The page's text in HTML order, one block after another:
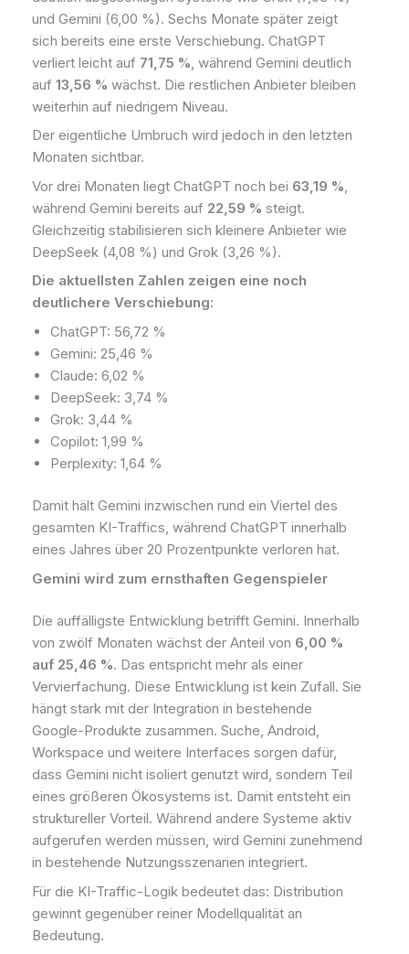
und Gemini (6,00 %). Sechs Monate später zeigt
sich bereits eine erste Verschiebung. ChatGPT
verliert leicht auf 71,75 % , während Gemini deutlich
auf 13,56 % wächst. Die restlichen Anbieter bleiben
weiterhin auf niedrigem Niveau.
Der eigentliche Umbruch wird jedoch in den letzten
Monaten sichtbar.
Vor drei Monaten liegt ChatGPT noch bei 63,19 %
während Gemini bereits auf 22,59 % steigt.
Gleichzeitig stabilisieren sich kleinere Anbieter wie
DeepSeek (4,08 %) und Grok (3,26 %).
Die aktuellsten Zahlen zeigen eine noch
deutlichere Verschiebung:
ChatGPT: 56,72 %
Gemini: 25,46 %
Claude: 6,02 %
DeepSeek: 3,74 %
Grok: 3,44 %
Copilot: 1,99 %
Perplexity: 1,64 %
Damit hält Gemini inzwischen rund ein Viertel des
gesamten KI-Traffics, während ChatGPT innerhalb
eines Jahres über 20 Prozentpunkte verloren hat.
Gemini wird zum ernsthaften Gegenspieler
Die auffälligste Entwicklung betrifft Gemini. Innerhalb
von zwölf Monaten wächst der Anteil von 6,00 %
auf 25,46 %. Das entspricht mehr als einer
Vervierfachung. Diese Entwicklung ist kein Zufall. Sie
hängt stark mit der Integration in bestehende
Google-Produkte zusammen. Suche, Android,
Workspace und weitere Interfaces sorgen dafür,
dass Gemini nicht isoliert genutzt wird, sondern Teil
eines größeren Ökosystems ist. Damit entsteht ein
struktureller Vorteil. Während andere Systeme aktiv
aufgerufen werden müssen, wird Gemini zunehmend
in bestehende Nutzungsszenarien integriert.
Für die KI-Traffic-Logik bedeutet das: Distribution
gewinnt gegenüber reiner Modellqualität an
Bedeutung.